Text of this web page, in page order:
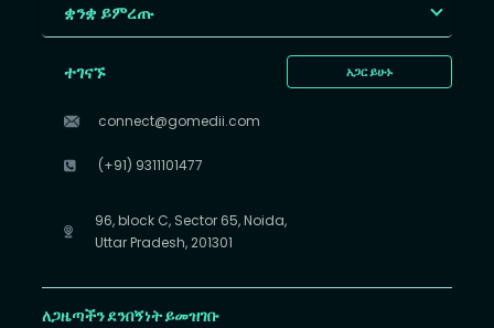
ቋንቋ ይምረጡ
አጋር ይሁኑ
ተገናኙ
connect@gomedii.com
(+91) 9311101477
96, block C, Sector 65, Noida,
Uttar Pradesh, 201301
ለጋዜጣችን ደንበኝነት ይመዝገቡ